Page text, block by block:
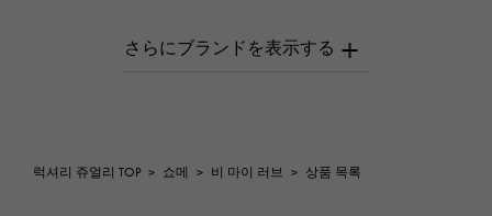
AUDEMARS PIGUET
ROGER DUBUIS
럭셔리 쥬얼리 TOP > 쇼메 > 비 마이 러브 > 상품 목록